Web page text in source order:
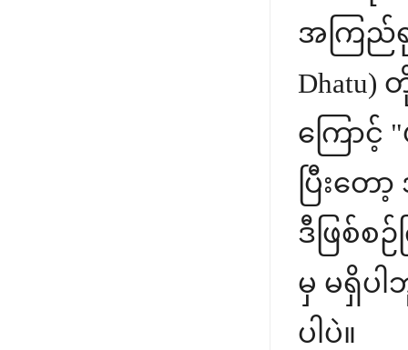
အကြည်ရု
ကြောင့်
ပြီးတ
ဒီဖြစ်စ
မှ မရှိပ
ပါပဲ။